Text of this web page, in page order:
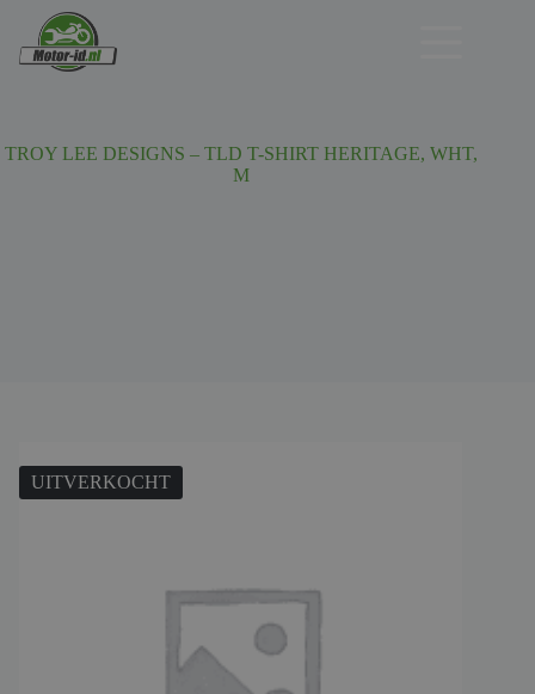
TROY LEE DESIGNS – TLD T-SHIRT HERITAGE, WHT,
M
UITVERKOCHT